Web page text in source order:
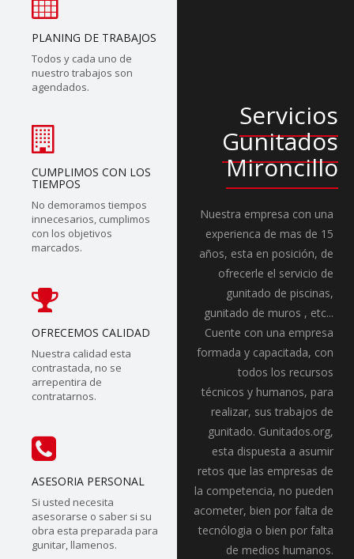
PLANING DE TRABAJOS
Todos y cada uno de
nuestro trabajos son
agendados.
CUMPLIMOS CON LOS
TIEMPOS
No demoramos tiempos
innecesarios, cumplimos
con los objetivos
marcados.
OFRECEMOS CALIDAD
Nuestra calidad esta
contrastada, no se
arrepentira de
contratarnos.
ASESORIA PERSONAL
Si usted necesita
asesorarse o saber si su
obra esta preparada para
gunitar, llamenos.
Servicios
Gunitados
Mironcillo
Nuestra empresa con una
experienca de mas de 15
años, esta en posición, de
ofrecerle el servicio de
gunitado de piscinas,
gunitado de muros , etc...
Cuente con una empresa
formada y capacitada, con
todos los recursos
técnicos y humanos, para
realizar, sus trabajos de
gunitado. Gunitados.org,
esta dispuesta a asumir
retos que las empresas de
la competencia, no pueden
acometer, bien por falta de
tecnólogia o bien por falta
de medios humanos.